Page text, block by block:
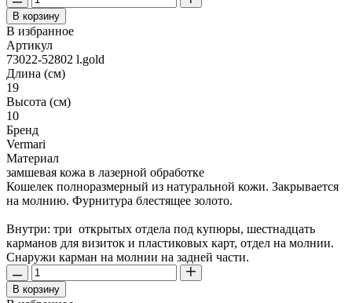
В корзину
В избранное
Артикул
73022-52802 l.gold
Длина (см)
19
Высота (см)
10
Бренд
Vermari
Материал
замшевая кожа в лазерной обработке
Кошелек полноразмерный из натуральной кожи. Закрывается
на молнию. Фурнитура блестящее золото.
Внутри: три открытых отдела под купюры, шестнадцать
карманов для визиток и пластиковых карт, отдел на молнии.
Снаружи карман на молнии на задней части.
В корзину